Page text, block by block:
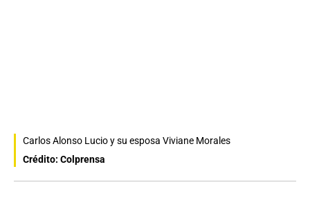
Carlos Alonso Lucio y su esposa Viviane Morales
Crédito: Colprensa